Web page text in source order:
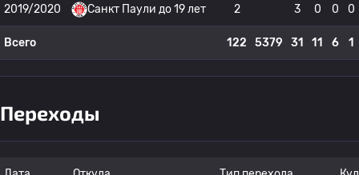
2019/2020 Санкт Паули до 19 лет 2 3 0 0 0
Всего 122 5379 31 11 6 1
Переходы